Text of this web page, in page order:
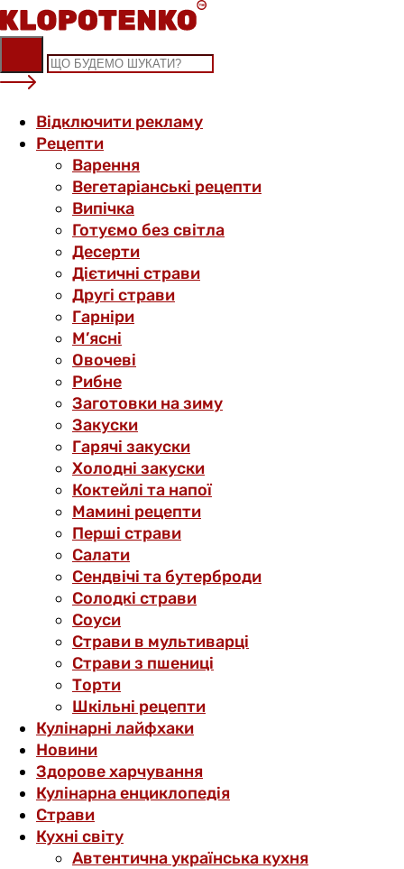
Skip
to
content
Відключити рекламу
Рецепти
Варення
Вегетаріанські рецепти
Випічка
Готуємо без світла
Десерти
Дієтичні страви
Другі страви
Гарніри
М’ясні
Овочеві
Рибне
Заготовки на зиму
Закуски
Гарячі закуски
Холодні закуски
Коктейлі та напої
Мамині рецепти
Перші страви
Салати
Сендвічі та бутерброди
Солодкі страви
Соуси
Страви в мультиварці
Страви з пшениці
Торти
Шкільні рецепти
Кулінарні лайфхаки
Новини
Здорове харчування
Кулінарна енциклопедія
Страви
Кухні світу
Автентична українська кухня